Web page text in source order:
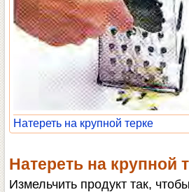
Натереть на крупной терке
Натереть на крупной
Измельчить продукт так,